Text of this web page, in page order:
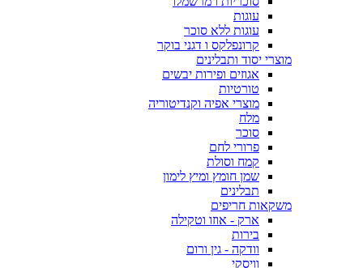
עוגות
עוגות ללא סוכר
קרונפלקס ו דגני בוקר
מוצרי יסוד ותבלינים
אגוזים ופירות יבשים
טורטיות
מוצרי אפיה וקנדיטוריה
מלח
סוכר
פרורי לחם
קמח וסולת
שמן חומץ ומיץ לימון
תבלינים
משקאות חריפים
ארק - אוזו וטקילה
בירות
וודקה - גין ורום
וויסקי